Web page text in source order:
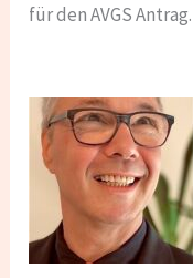
für den AVGS Antrag.